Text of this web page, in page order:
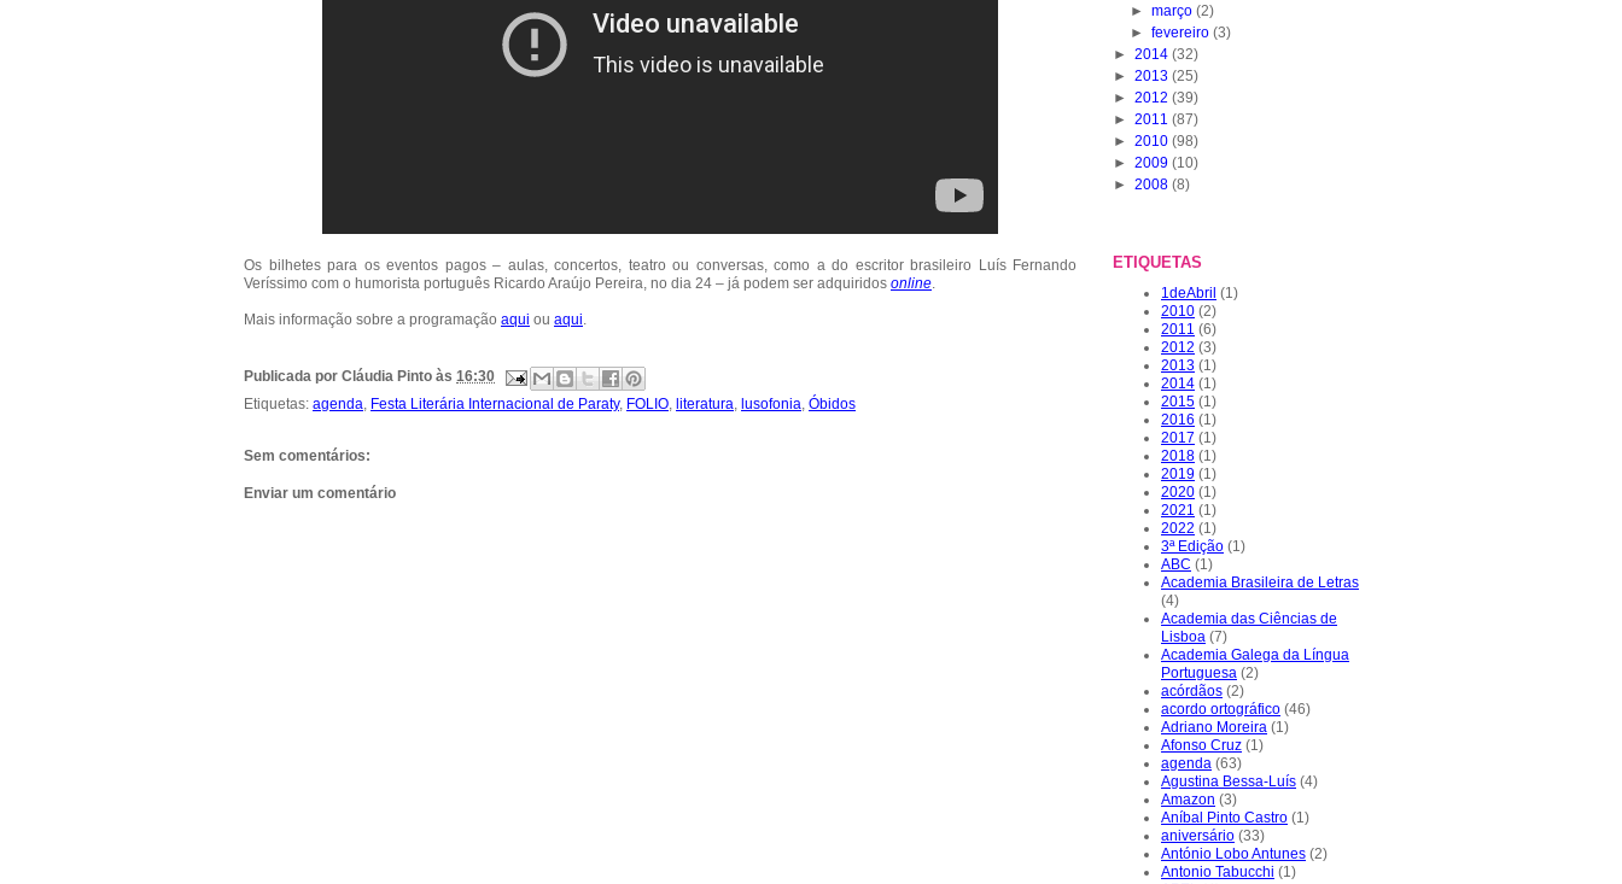
Os bilhetes para os eventos pagos – aulas, concertos, teatro ou conversas, como a do escritor brasileiro Luís Fernando
Veríssimo com o humorista português Ricardo Araújo Pereira, no dia 24 – já podem ser adquiridos online.
Mais informação sobre a programação aqui ou aqui.
Publicada por Cláudia Pinto às 16:30
Etiquetas: agenda, Festa Literária Internacional de Paraty, FOLIO, literatura, lusofonia, Óbidos
Sem comentários:
Enviar um comentário
►março(2)
►fevereiro(3)
► 2014 (32)
► 2013 (25)
► 2012 (39)
► 2011 (87)
► 2010 (98)
► 2009 (10)
► 2008 (8)
ETIQUETAS
1deAbril (1)
2010 (2)
2011 (6)
2012 (3)
2013 (1)
2014 (1)
2015 (1)
2016 (1)
2017 (1)
2018 (1)
2019 (1)
2020 (1)
2021 (1)
2022 (1)
3ª Edição (1)
ABC (1)
Academia Brasileira de Letras
(4)
Academia das Ciências de
Lisboa (7)
Academia Galega da Língua
Portuguesa (2)
acórdãos (2)
acordo ortográfico (46)
Adriano Moreira (1)
Afonso Cruz (1)
agenda (63)
Agustina Bessa-Luís (4)
Amazon (3)
Aníbal Pinto Castro (1)
aniversário (33)
António Lobo Antunes (2)
Antonio Tabucchi (1)